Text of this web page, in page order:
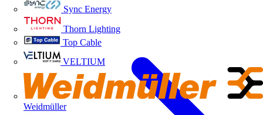
Sync Energy
Thorn Lighting
Top Cable
VELTIUM
Weidmüller